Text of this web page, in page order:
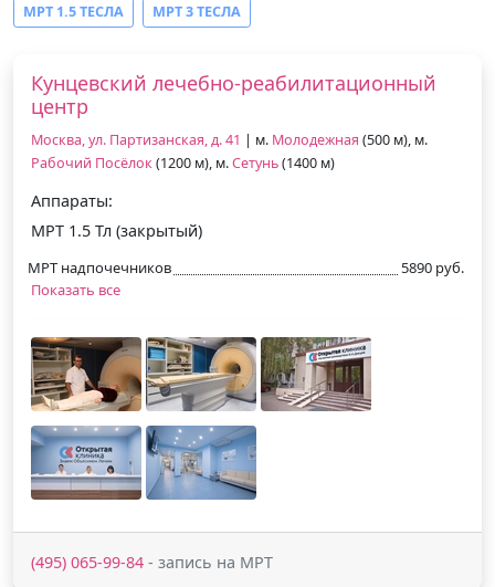
МРТ 1.5 ТЕСЛА
МРТ 3 ТЕСЛА
Кунцевский лечебно-реабилитационный
центр
Москва, ул. Партизанская, д. 41 | м. Молодежная (500 м), м.
Рабочий Посёлок(1200 м), м.Сетунь(1400 м)
Аппараты:
МРТ 1.5 Тл (закрытый)
МРТ надпочечников
5890 руб.
Показать все
(495) 065-99-84 - запись на МРТ